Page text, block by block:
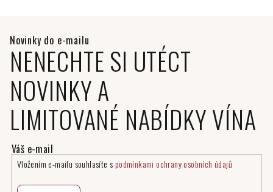
NENECHTE SI UTÉCT
NOVINKY A
LIMITOVANÉ NABÍDKY VÍNA
Vložením e-mailu souhlasíte s podmínkami ochrany osobních údajů